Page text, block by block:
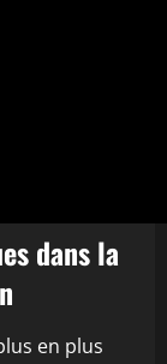
dans la
en plus